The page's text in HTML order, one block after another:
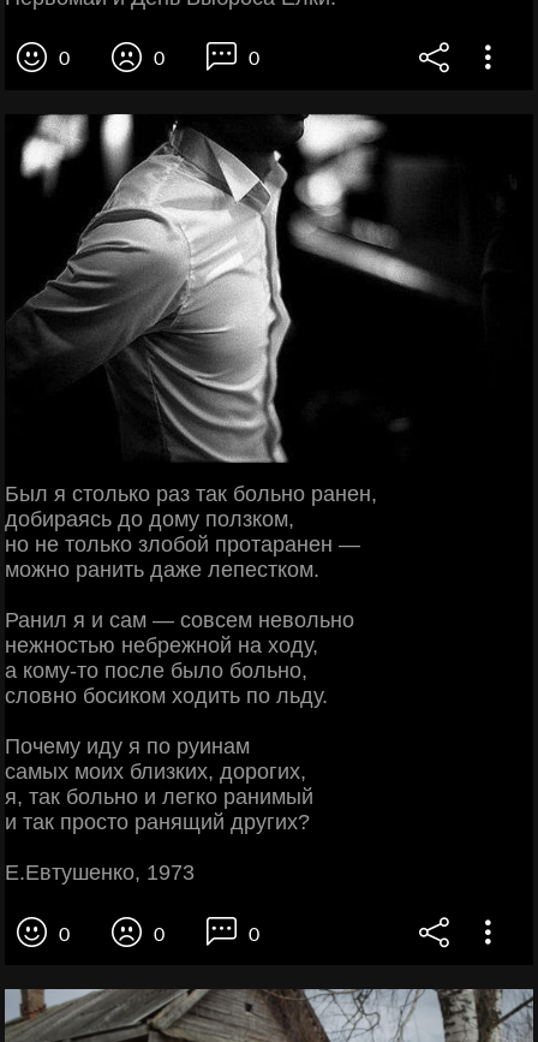
0 0 0
Был я столько раз так больно ранен,
добираясь до дому ползком,
но не только злобой протаранен —
можно ранить даже лепестком.
Ранил я и сам — совсем невольно
нежностью небрежной на ходу,
а кому-то после было больно,
словно босиком ходить по льду.
Почему иду я по руинам
самых моих близких, дорогих,
я, так больно и легко ранимый
и так просто ранящий других?
Е.Евтушенко, 1973
0 0 0